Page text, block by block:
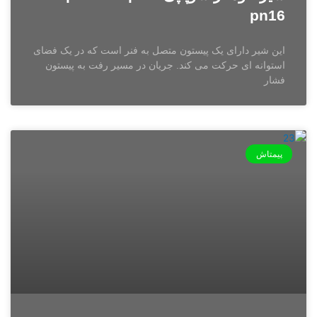
pn16
این شیر دارای یک پیستون متصل به فنر است که در یک فضای
استوانه ای حرکت می کند. جریان در مسیر رفت به پیستون
فشار
پیمتاش